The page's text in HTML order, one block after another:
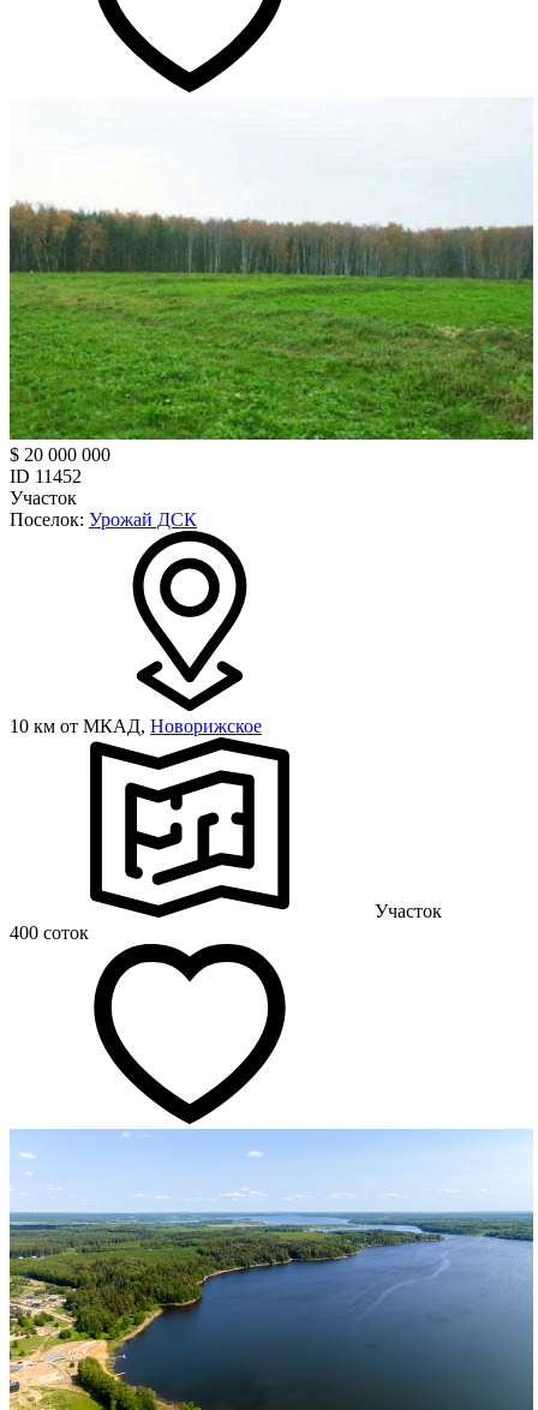
$ 20 000 000
ID 11452
Участок
Поселок: Урожай ДСК
10 км от МКАД, Новорижское
Участок
400 соток